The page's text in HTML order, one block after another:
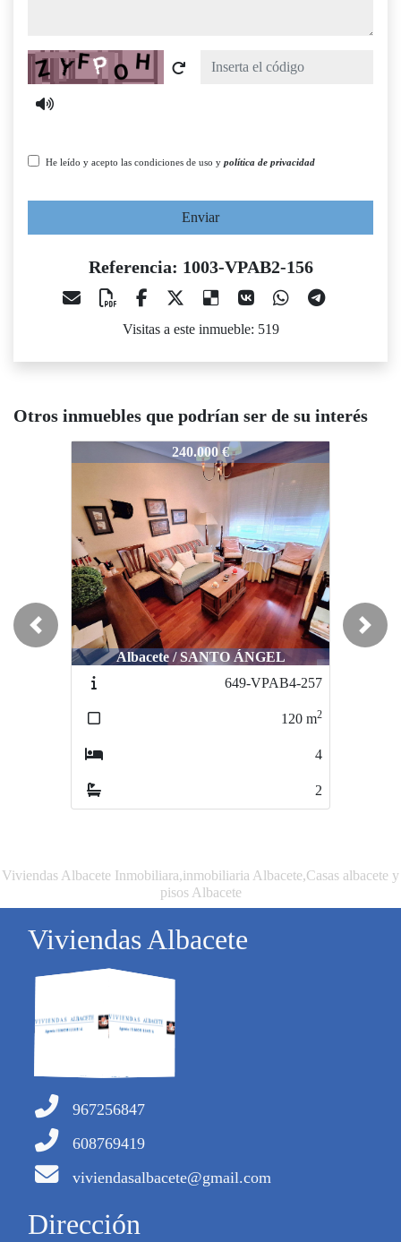
Captcha
He leído y acepto las condiciones de uso y política de privacidad
Enviar
Referencia: 1003-VPAB2-156
Visitas a este inmueble: 519
Otros inmuebles que podrían ser de su interés
240.000 €
Albacete / SANTO ÁNGEL
649-VPAB4-257
1003-VPAB2-156280.000 €
Albacete / CENTRO
1025-VAAT-85
154m
Previous Next
Viviendas Albacete Inmobiliara,inmobiliaria Albacete,Casas albacete y
pisos Albacete
Viviendas Albacete
967256847
608769419
viviendasalbacete@gmail.com
Dirección